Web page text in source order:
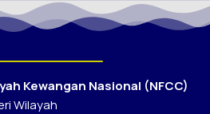
Kewangan Nasional (NFCC)
Wilayah